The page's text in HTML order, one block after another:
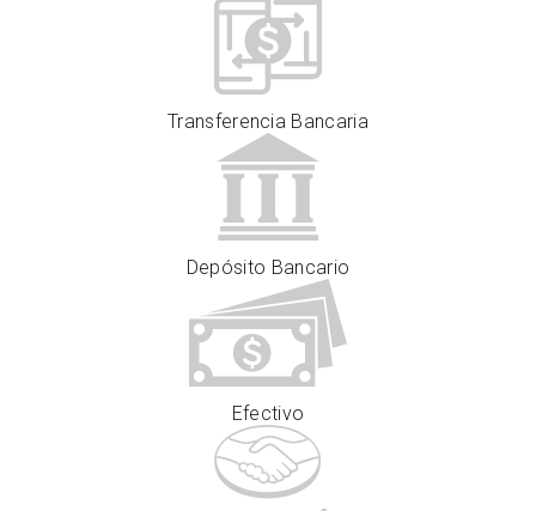
Transferencia Bancaria
Depósito Bancario
Efectivo